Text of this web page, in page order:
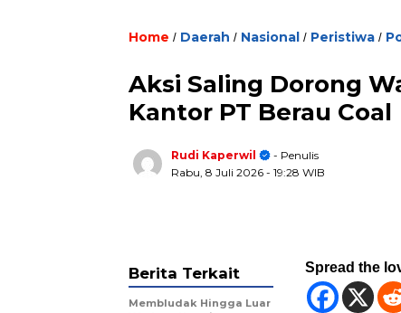
Home / Daerah / Nasional / Peristiwa /
Aksi Saling Dorong
Kantor PT Berau Coal
Rudi Kaperwil
- Penulis
Rabu, 8 Juli 2026 - 19:28 WIB
Spread the
Berita Terkait
Membludak Hingga Luar